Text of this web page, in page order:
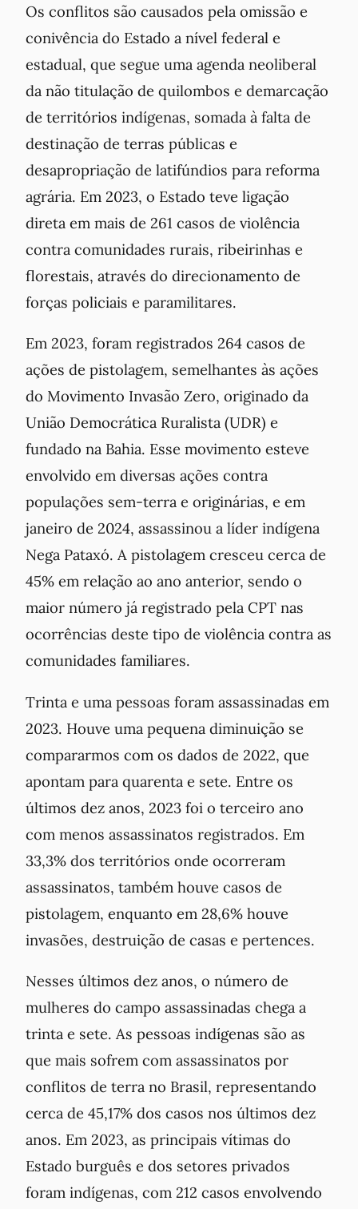
Os conflitos são causados pela omissão e
conivência do Estado a nível federal e
estadual, que segue uma agenda neoliberal
da não titulação de quilombos e demarcação
de territórios indígenas, somada à falta de
destinação de terras públicas e
desapropriação de latifúndios para reforma
agrária. Em 2023, o Estado teve ligação
direta em mais de 261 casos de violência
contra comunidades rurais, ribeirinhas e
florestais, através do direcionamento de
forças policiais e paramilitares.
Em 2023, foram registrados 264 casos de
ações de pistolagem, semelhantes às ações
do Movimento Invasão Zero, originado da
União Democrática Ruralista (UDR) e
fundado na Bahia. Esse movimento esteve
envolvido em diversas ações contra
populações sem-terra e originárias, e em
janeiro de 2024, assassinou a líder indígena
Nega Pataxó. A pistolagem cresceu cerca de
45% em relação ao ano anterior, sendo o
maior número já registrado pela CPT nas
ocorrências deste tipo de violência contra as
comunidades familiares.
Trinta e uma pessoas foram assassinadas em
2023. Houve uma pequena diminuição se
compararmos com os dados de 2022, que
apontam para quarenta e sete. Entre os
últimos dez anos, 2023 foi o terceiro ano
com menos assassinatos registrados. Em
33,3% dos territórios onde ocorreram
assassinatos, também houve casos de
pistolagem, enquanto em 28,6% houve
invasões, destruição de casas e pertences.
Nesses últimos dez anos, o número de
mulheres do campo assassinadas chega a
trinta e sete. As pessoas indígenas são as
que mais sofrem com assassinatos por
conflitos de terra no Brasil, representando
cerca de 45,17% dos casos nos últimos dez
anos. Em 2023, as principais vítimas do
Estado burguês e dos setores privados
foram indígenas, com 212 casos envolvendo